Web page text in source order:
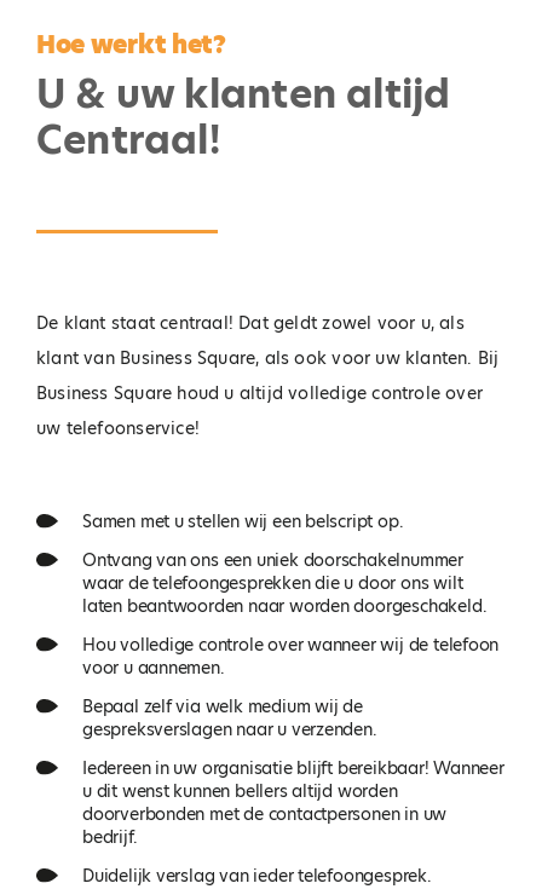
Hoe werkt het?
U & uw klanten altijd
Centraal!
De klant staat centraal! Dat geldt zowel voor u, als
klant van Business Square, als ook voor uw klanten. Bij
Business Square houd u altijd volledige controle over
uw telefoonservice!
Samen met u stellen wij een belscript op.
Ontvang van ons een uniek doorschakelnummer
waar de telefoongesprekken die u door ons wilt
laten beantwoorden naar worden doorgeschakeld.
Hou volledige controle over wanneer wij de telefoon
voor u aannemen.
Bepaal zelf via welk medium wij de
gespreksverslagen naar u verzenden.
Iedereen in uw organisatie blijft bereikbaar! Wanneer
u dit wenst kunnen bellers altijd worden
doorverbonden met de contactpersonen in uw
bedrijf.
Duidelijk verslag van ieder telefoongesprek.